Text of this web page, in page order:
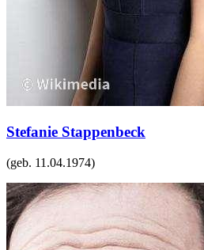
Stefanie Stappenbeck
(geb. 11.04.1974)